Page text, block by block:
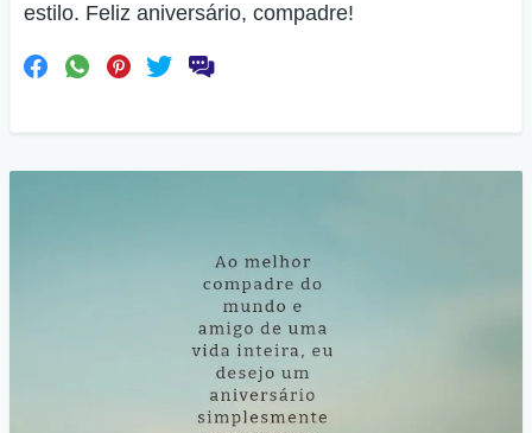
estilo. Feliz aniversário, compadre!